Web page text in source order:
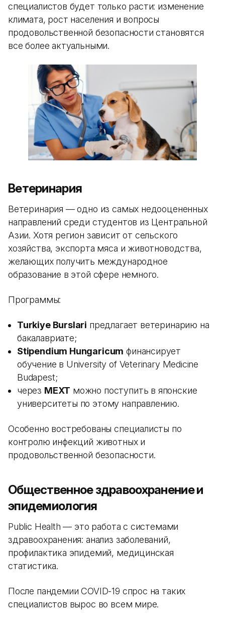
специалистов будет только расти: изменение
климата, рост населения и вопросы
продовольственной безопасности становятся
все более актуальными.
Ветеринария
Ветеринария — одно из самых недооцененных
направлений среди студентов из Центральной
Азии. Хотя регион зависит от сельского
хозяйства, экспорта мяса и животноводства,
желающих получить международное
образование в этой сфере немного.
Программы:
Turkiye Burslari предлагает ветеринарию на
бакалавриате;
Stipendium Hungaricum финансирует
обучение в University of Veterinary Medicine
Budapest;
через MEXT можно поступить в японские
университеты по этому направлению.
Особенно востребованы специалисты по
контролю инфекций животных и
продовольственной безопасности.
Общественное здравоохранение и
эпидемиология
Public Health — это работа с системами
здравоохранения: анализ заболеваний,
профилактика эпидемий, медицинская
статистика.
После пандемии COVID-19 спрос на таких
специалистов вырос во всем мире.